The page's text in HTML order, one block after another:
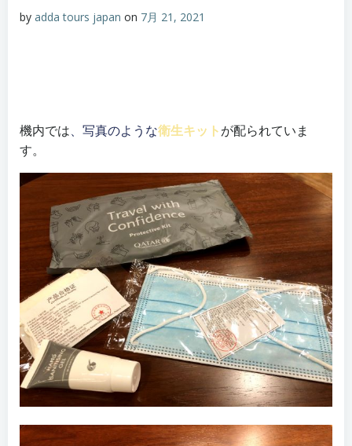
by adda tours japan on 7月 21, 2021
機内では、写真のような衛生キットが配られていま
す。